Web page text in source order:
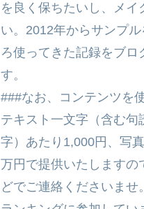
を良く保ちたいし、メイ
い。2012年からサンプ
ろ使ってきた記録をブロ
す。
###なお、コンテンツを
テキスト一文字（含む句
字）あたり1,000円、写
万円で提供いたしますの
どでご連絡くださいませ。